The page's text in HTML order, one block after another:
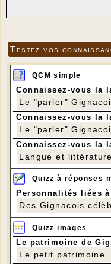
Première après-
11 heures au
comptons sur vous.
La Présidente,
Marie-Claude Laval.
Testez vos
QCM simple
Connaissez-vous la
Le "parler"
Connaissez-vous la
Le "parler"
Connaissez-vous la
Langue et
Quizz à réponses
Personnalités liées
Des Gignacois
Quizz images
Le patrimoine de
Le petit patrimoine